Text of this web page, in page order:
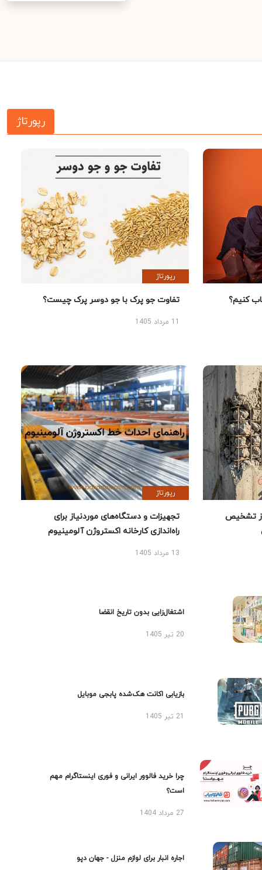
رپورتاژ
کنیم؟
رپورتاژ
تفاوت جو پرک با جو دوسر پرک چیست؟
تشخیص
رپورتاژ
تجهیزات و دستگاه‌های موردنیاز برای
راه‌اندازی کارخانه اکستروژن آلومینیوم
13 مرداد 1405
اشتغال‌زایی بدون تاریخ انقضا
20 تیر 1405
بازیابی اکانت هک‌شده پابجی موبایل
چرا خرید فالوور ایرانی و فوری اینستاگرام مهم
است؟
27 مرداد 1404
اجاره انبار برای لوازم منزل - جهان دپو